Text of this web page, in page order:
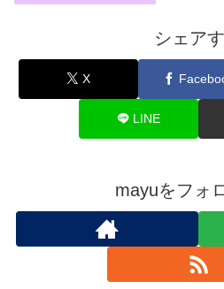
シェア
X
LINE
mayuをフォ